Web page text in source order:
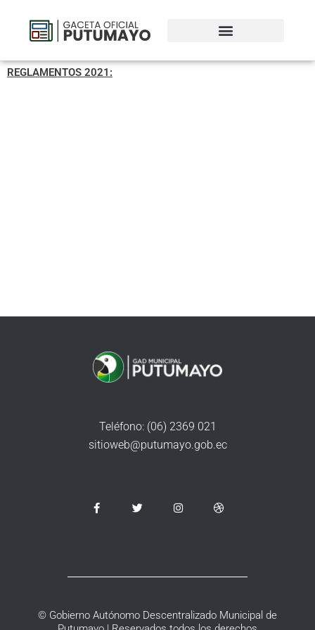
REGLAMENTOS 2021:
Teléfono: (06) 2369 021
sitioweb@putumayo.gob.ec
© Gobierno Autónomo Descentralizado Municipal de